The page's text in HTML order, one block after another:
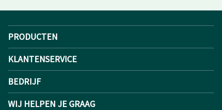
PRODUCTEN
KLANTENSERVICE
BEDRIJF
WIJ HELPEN JE GRAAG